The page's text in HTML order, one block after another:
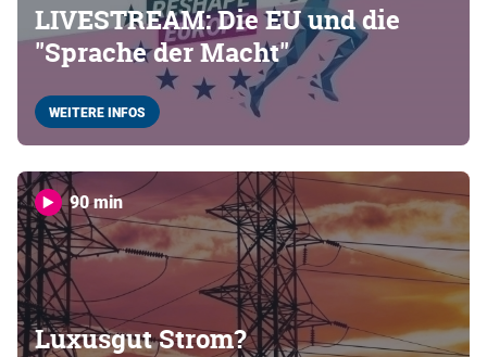
LIVESTREAM: Die EU und die
"Sprache der Macht"
WEITERE INFOS
90 min
Luxusgut Strom?